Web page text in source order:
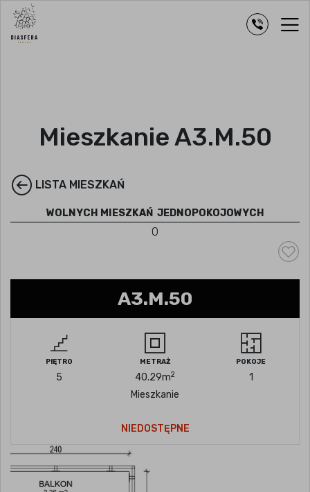
Mieszkanie A3.M.50
LISTA MIESZKAŃ
WOLNYCH MIESZKAŃ JEDNOPOKOJOWYCH
0
A3.M.50
PIĘTRO
5
METRAŻ
40.29m2
POKOJE
1
Mieszkanie
NIEDOSTĘPNE